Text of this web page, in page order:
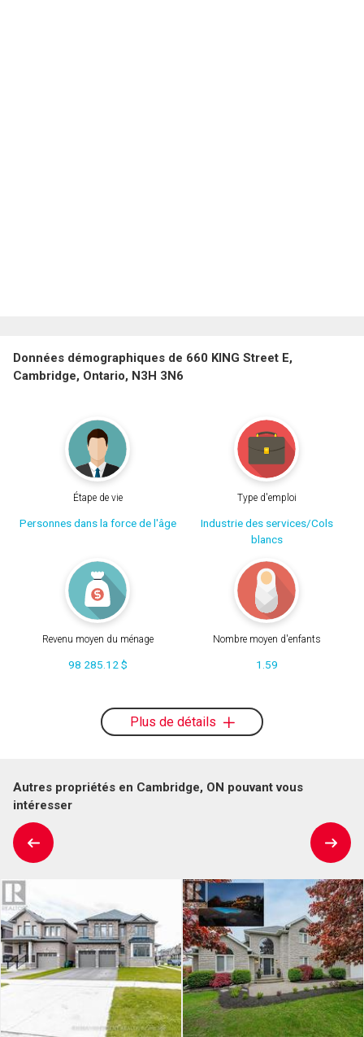
Données démographiques de 660 KING Street E,
Cambridge, Ontario, N3H 3N6
Étape de vie
Personnes dans la force de l'âge
Type d'emploi
Industrie des services/Cols
blancs
Revenu moyen du ménage
98 285.12 $
Nombre moyen d'enfants
1.59
Plus de détails
Autres propriétés en Cambridge, ON pouvant vous
intéresser